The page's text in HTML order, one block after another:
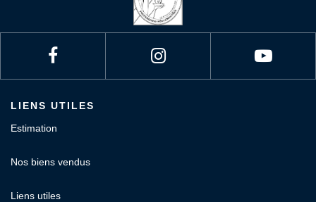
LIENS UTILES
Estimation
Nos biens vendus
Liens utiles